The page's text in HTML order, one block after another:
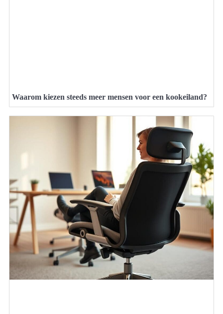
Waarom kiezen steeds meer mensen voor een kookeiland?